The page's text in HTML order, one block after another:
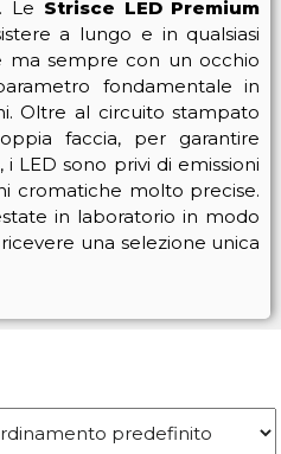
Le Strisce LED Premium
a lungo e in qualsiasi
ma sempre con un occhio
fondamentale in
Oltre al circuito stampato
faccia, per garantire
LED sono privi di emissioni
cromatiche molto precise.
in laboratorio in modo
una selezione unica